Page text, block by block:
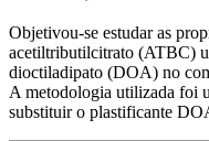
Objetivou-se estudar as
acetiltributilcitrato (ATBC)
dioctiladipato (DOA) no
A metodologia utilizada foi
substituir o plastificante